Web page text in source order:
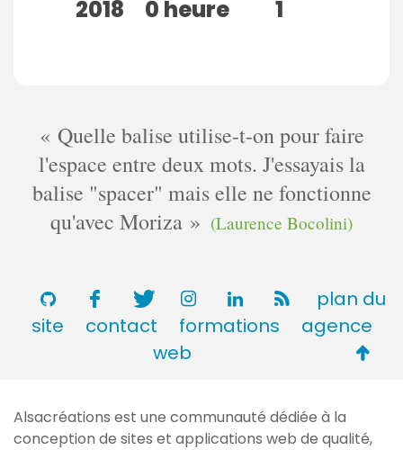
2018 0 heure 1
Quelle balise utilise-t-on pour faire
l'espace entre deux mots. J'essayais la
balise "spacer" mais elle ne fonctionne
qu'avec Moriza
(Laurence Bocolini)
plan du
site
contact formations
agence
web
de
Alsacréations est une communauté dédiée à la
conception de sites et applications web de qualité,